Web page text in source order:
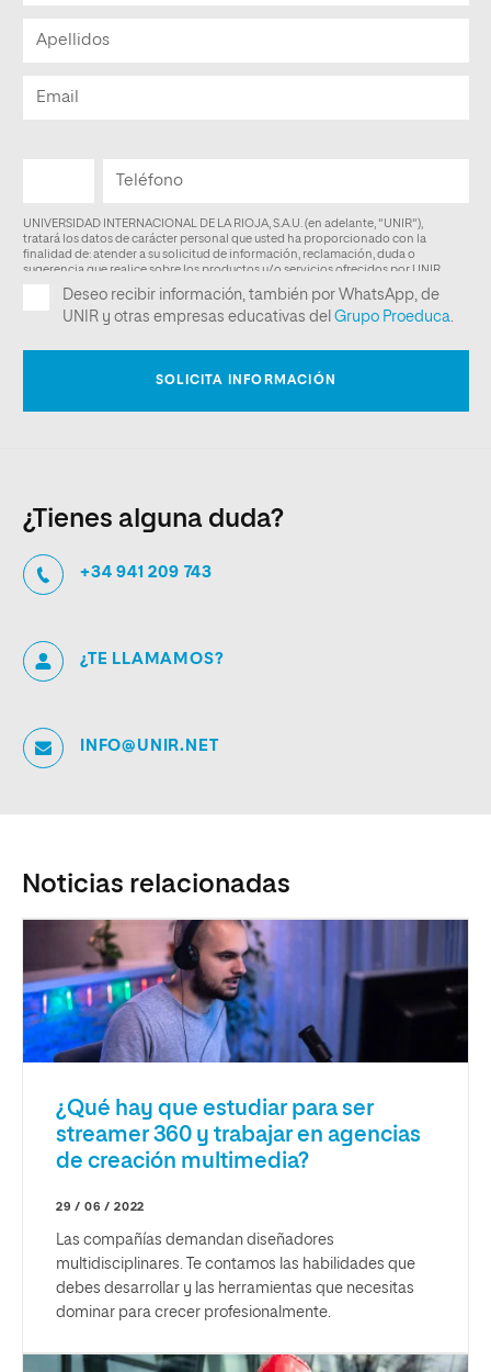
¿Tienes alguna duda?
+34 941 209 743
¿TE LLAMAMOS?
INFO@UNIR.NET
Noticias relacionadas
¿Qué hay que estudiar para ser
streamer 360 y trabajar en agencias
de creación multimedia?
29 / 06 / 2022
Las compañías demandan diseñadores
multidisciplinares. Te contamos las habilidades que
debes desarrollar y las herramientas que necesitas
dominar para crecer profesionalmente.